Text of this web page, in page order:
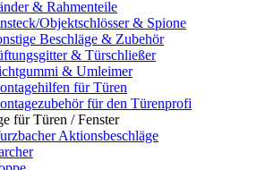
& Rahmenteile
Objektschlösser & Spione
Beschläge & Zubehör
& Türschließer
& Umleimer
für Türen
für den Türenprofi
für Türen / Fenster
Aktionsbeschläge